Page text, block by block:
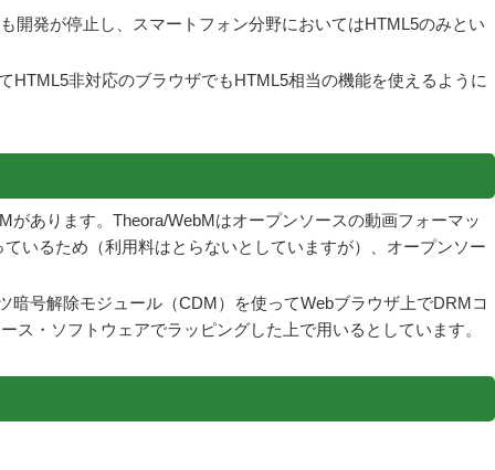
開発が停止し、スマートフォン分野においてはHTML5のみとい
非対応のブラウザでもHTML5相当の機能を使えるように
あります。Theora/WebMはオープンソースの動画フォーマッ
いるため（利用料はとらないとしていますが）、オープンソー
号解除モジュール（CDM）を使ってWebブラウザ上でDRMコ
・ソフトウェアでラッピングした上で用いるとしています。